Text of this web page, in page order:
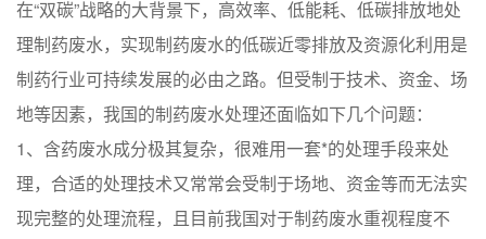
在“双碳”战略的大背景下，高效率、低能耗、低碳排放地处
理制药废水，实现制药废水的低碳近零排放及资源化利用是
制药行业可持续发展的必由之路。但受制于技术、资金、场
地等因素，我国的制药废水处理还面临如下几个问题：
1、含药废水成分极其复杂，很难用一套*的处理手段来处
理，合适的处理技术又常常会受制于场地、资金等而无法实
现完整的处理流程，且目前我国对于制药废水重视程度不